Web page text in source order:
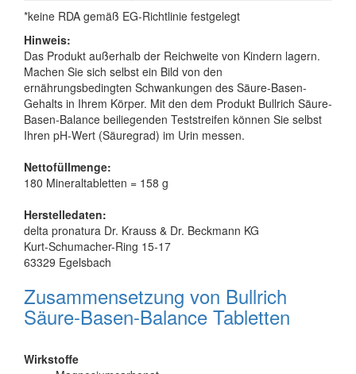
*keine RDA gemäß EG-Richtlinie festgelegt
Hinweis:
Das Produkt außerhalb der Reichweite von Kindern lagern.
Machen Sie sich selbst ein Bild von den
ernährungsbedingten Schwankungen des Säure-Basen-
Gehalts in Ihrem Körper. Mit den dem Produkt Bullrich Säure-
Basen-Balance beiliegenden Teststreifen können Sie selbst
Ihren pH-Wert (Säuregrad) im Urin messen.
Nettofüllmenge:
180 Mineraltabletten = 158 g
Herstelledaten:
delta pronatura Dr. Krauss & Dr. Beckmann KG
Kurt-Schumacher-Ring 15-17
63329 Egelsbach
Zusammensetzung von Bullrich
Säure-Basen-Balance Tabletten
Wirkstoffe